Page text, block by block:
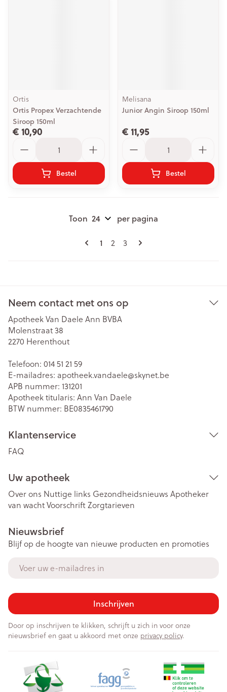
Ortis
Ortis Propex Verzachtende
Siroop 150ml
€ 10,90
Bestel
Melisana
Junior Angin Siroop 150ml
€ 11,95
Bestel
Pagina's
U lees momenteel pagina
1 Pagina
2 Pagina
3
Toon per pagina
Neem contact met ons op
Apotheek Van Daele Ann BVBA
Molenstraat 38
2270 Herenthout
Telefoon: 014 51 21 59
E-mailadres: apotheek.vandaele@skynet.be
APB nummer: 131201
Apotheek titularis: Ann Van Daele
BTW nummer: BE0835461790
Klantenservice
FAQ
Uw apotheek
Over ons Nuttige links Gezondheidsnieuws Apotheker
van wachtVoorschriftZorgtarieven
Nieuwsbrief
Blijf op de hoogte van nieuwe producten en promoties
Inschrijven
Door op inschrijven te klikken, schrijft u zich in voor onze
nieuwsbrief en gaat u akkoord met onze privacy policy.